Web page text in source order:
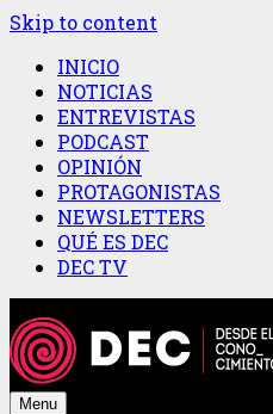
Skip to content
INICIO
NOTICIAS
ENTREVISTAS
PODCAST
OPINIÓN
PROTAGONISTAS
NEWSLETTERS
QUÉ ES DEC
DEC TV
Menu